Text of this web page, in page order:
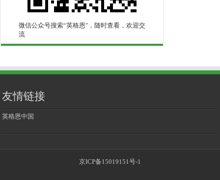
微信公众号搜索“英格恩"，随时查看，欢迎交
流
友情链接
英格恩中国
京ICP备15019151号-1